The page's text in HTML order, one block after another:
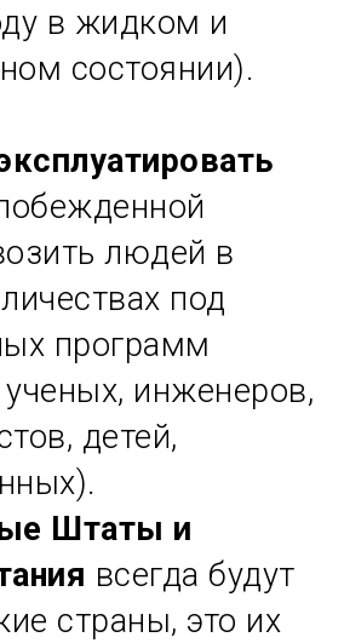
в жидком и
состоянии).
людей в
под
программ
ученых, инженеров,
детей,
Штаты и
всегда будут
страны, это их